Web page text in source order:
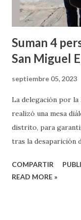
Blanca ramal...
Suman 4
San Miguel
septiembre 05, 2023
La delegación por la
realizó una mesa
distrito, para
tras la desaparición
Miguel El Grande
COMPARTIR
READ MORE »